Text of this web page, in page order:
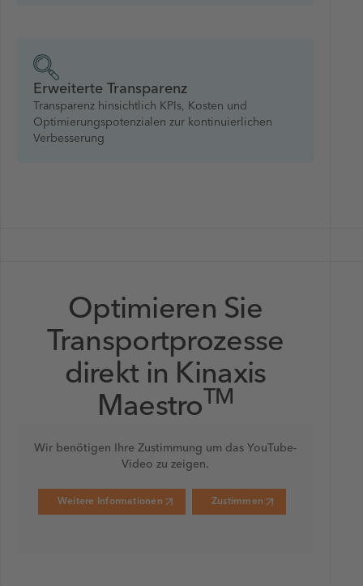
Erweiterte Transparenz
Transparenz hinsichtlich KPIs, Kosten und
Optimierungspotenzialen zur kontinuierlichen
Verbesserung
Optimieren Sie
Transportprozesse
direkt in Kinaxis
Maestro TM
Wir benötigen Ihre Zustimmung um das YouTube-
Video zu zeigen.
Weitere Informationen Zustimmen